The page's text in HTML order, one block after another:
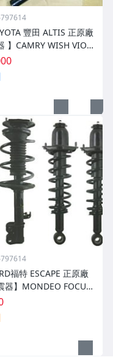
豐田 ALTIS 正原廠
】CAMRY WISH VIOS
PREMIO RAV4
福特 ESCAPE 正原廠
器】MONDEO FOCUS
METROSTAR I-MAX F